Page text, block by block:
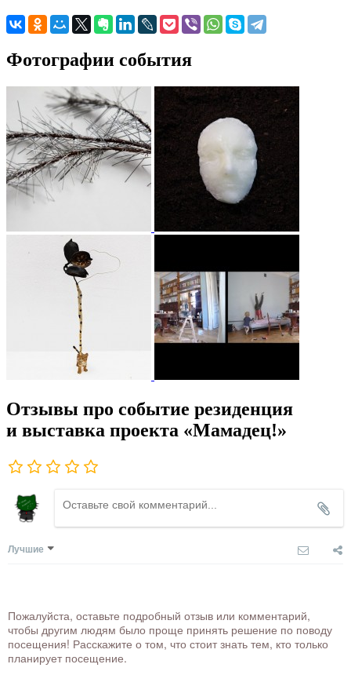
Фотографии события
Отзывы про событие резиденция
и выставка проекта «Мамадец!»
Лучшие
Пожалуйста, оставьте подробный отзыв или комментарий,
чтобы другим людям было проще принять решение по поводу
посещения! Расскажите о том, что стоит знать тем, кто только
планирует посещение.